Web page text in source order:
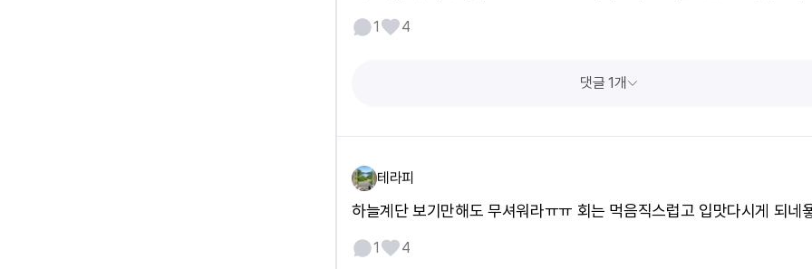
1 4
댓글 1개
테라피
하늘계단 보기만해도 무셔워라ㅠㅠ 회는 먹음직스럽고 입맛다시게 되네
1 4